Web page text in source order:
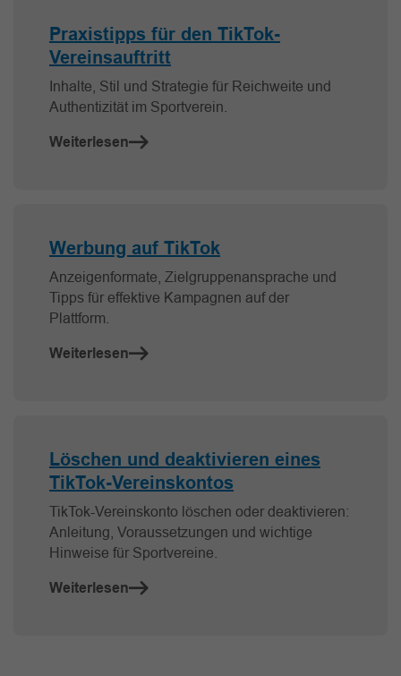
Praxistipps für den TikTok-
Vereinsauftritt
Inhalte, Stil und Strategie für Reichweite und
Authentizität im Sportverein.
Weiterlesen
Werbung auf TikTok
Anzeigenformate, Zielgruppenansprache und
Tipps für effektive Kampagnen auf der
Plattform.
Weiterlesen
Löschen und deaktivieren eines
TikTok-Vereinskontos
TikTok-Vereinskonto löschen oder deaktivieren:
Anleitung, Voraussetzungen und wichtige
Hinweise für Sportvereine.
Weiterlesen